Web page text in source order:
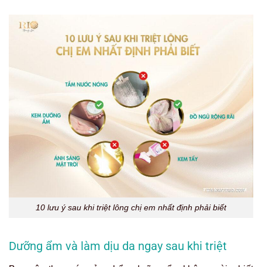
10 lưu ý sau khi triệt lông chị em nhất định phải biết
Dưỡng ẩm và làm dịu da ngay sau khi triệt